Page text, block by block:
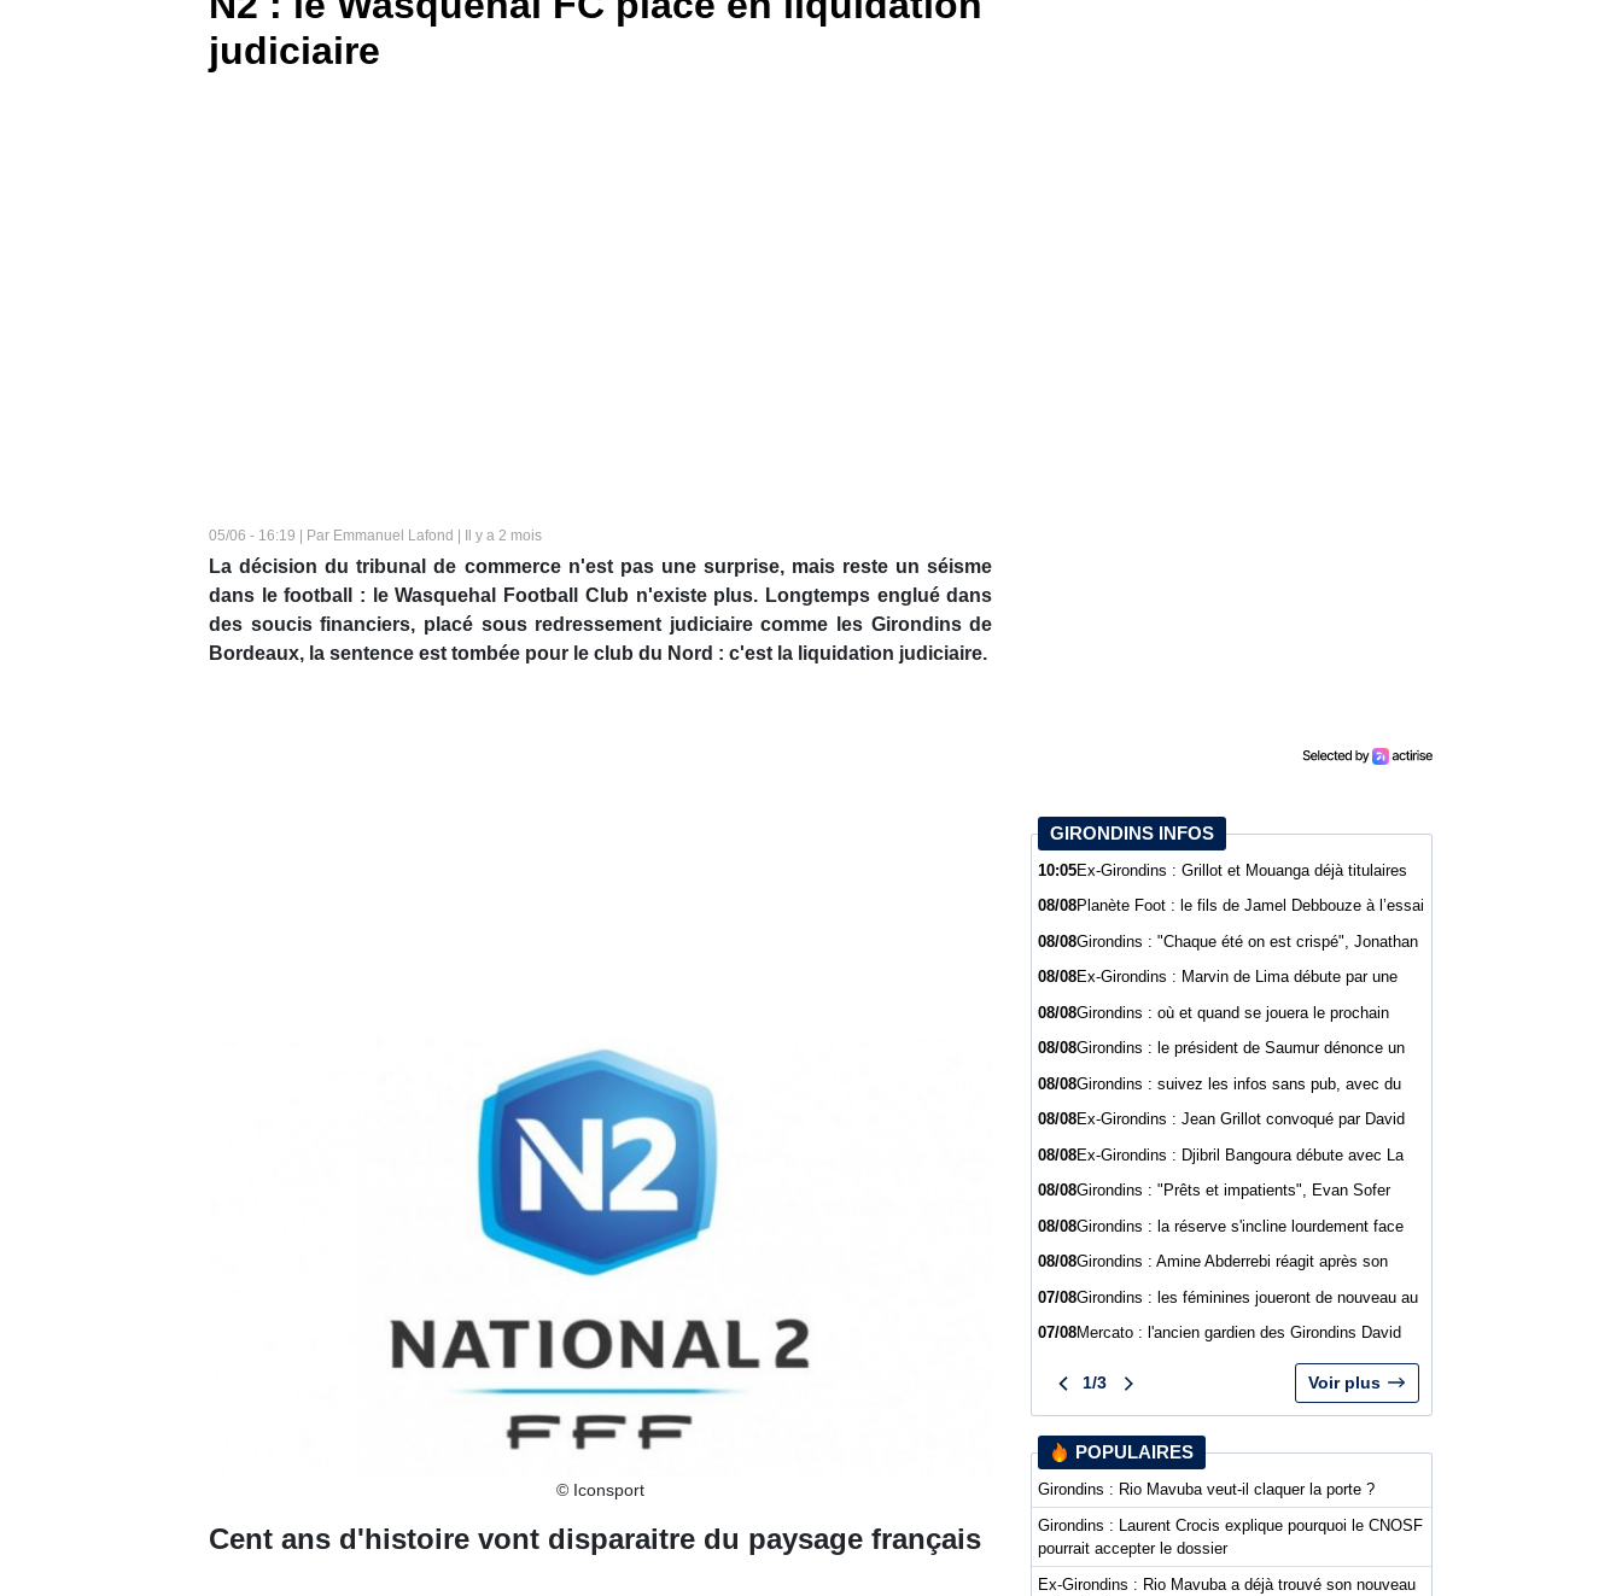
judiciaire
05/06 - 16:19 | Par Emmanuel Lafond | Il y a 2 mois
La décision du tribunal de commerce n'est pas une surprise, mais reste un séisme
dans le football : le Wasquehal Football Club n'existe plus. Longtemps englué dans
des soucis financiers, placé sous redressement judiciaire comme les Girondins de
Bordeaux, la sentence est tombée pour le club du Nord : c'est la liquidation judiciaire.
© Iconsport
Cent ans d'histoire vont disparaitre du paysage français
GIRONDINS INFOS
10:05Ex-Girondins : Grillot et Mouanga déjà titulaires
08/08Planète Foot : le fils de Jamel Debbouze à l’essai
08/08Girondins : "Chaque été on est crispé", Jonathan
08/08Ex-Girondins : Marvin de Lima débute par une
08/08Girondins : où et quand se jouera le prochain
08/08Girondins : le président de Saumur dénonce un
08/08Girondins : suivez les infos sans pub, avec du
08/08Ex-Girondins : Jean Grillot convoqué par David
08/08Ex-Girondins : Djibril Bangoura débute avec La
08/08Girondins : "Prêts et impatients", Evan Sofer
08/08Girondins : la réserve s'incline lourdement face
08/08Girondins : Amine Abderrebi réagit après son
07/08Girondins : les féminines joueront de nouveau au
07/08Mercato : l'ancien gardien des Girondins David
1/3 Voir plus
POPULAIRES
Girondins : Rio Mavuba veut-il claquer la porte ?
Girondins : Laurent Crocis explique pourquoi le CNOSF
pourrait accepter le dossier
Ex-Girondins : Rio Mavuba a déjà trouvé son nouveau